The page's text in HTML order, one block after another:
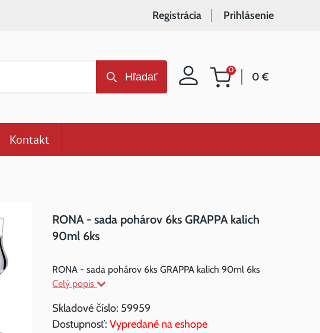
Nákupný
0
0 €
Hľadať
Registrácia Prihlásenie
Kontakt
RONA - sada pohárov 6ks GRAPPA kalich
90ml 6ks
RONA - sada pohárov 6ks GRAPPA kalich 90ml 6ks
Celý popis
Skladové číslo: 59959
Dostupnosť:Vypredané na eshope